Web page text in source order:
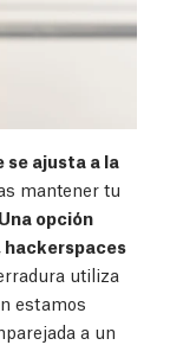
ajusta a la
mantener tu
Una opción
hackerspaces
utiliza
estamos
a un